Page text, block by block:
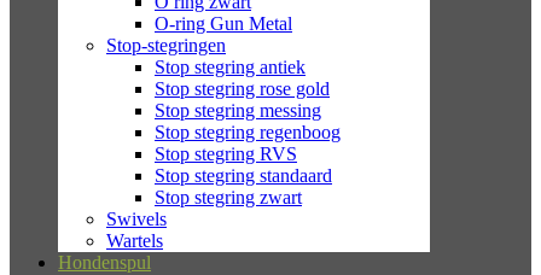
O-ring Gun Metal
Stop-stegringen
Stop stegring antiek
Stop stegring rose gold
Stop stegring messing
Stop stegring regenboog
Stop stegring RVS
Stop stegring standaard
Stop stegring zwart
Swivels
Wartels
Hondenspul